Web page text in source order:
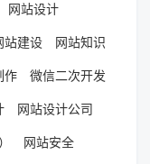
网站设计
站建设 网站知识
作 微信二次开发
网站设计公司
网站安全